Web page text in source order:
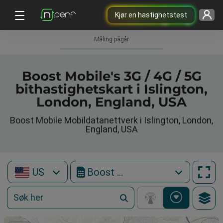
Kjør en hastighetstest
Måling pågår
Boost Mobile's 3G / 4G / 5G
bithastighetskart i Islington,
London, England, USA
Boost Mobile Mobildatanettverk i Islington, London,
England, USA
US Boost Mobile